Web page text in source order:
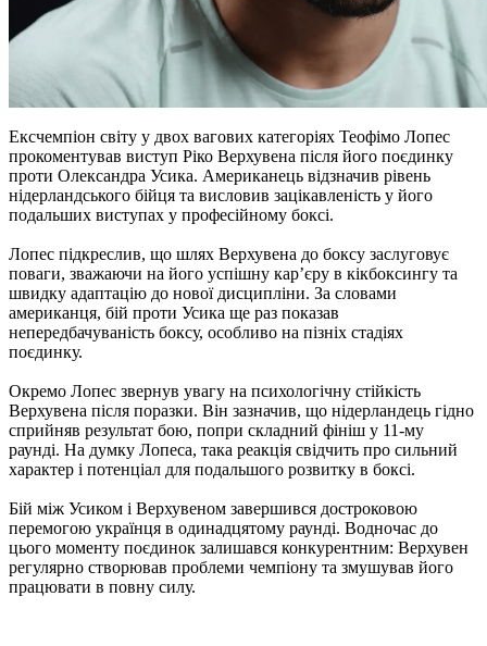
Ексчемпіон світу у двох вагових категоріях Теофімо Лопес
прокоментував виступ Ріко Верхувена після його поєдинку
проти Олександра Усика. Американець відзначив рівень
нідерландського бійця та висловив зацікавленість у його
подальших виступах у професійному боксі.
Лопес підкреслив, що шлях Верхувена до боксу заслуговує
поваги, зважаючи на його успішну кар’єру в кікбоксингу та
швидку адаптацію до нової дисципліни. За словами
американця, бій проти Усика ще раз показав
непередбачуваність боксу, особливо на пізніх стадіях
поєдинку.
Окремо Лопес звернув увагу на психологічну стійкість
Верхувена після поразки. Він зазначив, що нідерландець гідно
сприйняв результат бою, попри складний фініш у 11-му
раунді. На думку Лопеса, така реакція свідчить про сильний
характер і потенціал для подальшого розвитку в боксі.
Бій між Усиком і Верхувеном завершився достроковою
перемогою українця в одинадцятому раунді. Водночас до
цього моменту поєдинок залишався конкурентним: Верхувен
регулярно створював проблеми чемпіону та змушував його
працювати в повну силу.